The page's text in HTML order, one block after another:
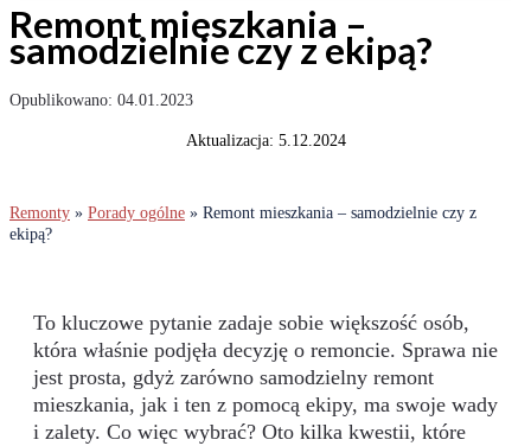
Remont mieszkania –
samodzielnie czy z ekipą?
04.01.2023
Aktualizacja: 5.12.2024
Remonty » Porady ogólne » Remont mieszkania – samodzielnie czy z
ekipą?
To kluczowe pytanie zadaje sobie większość osób,
która właśnie podjęła decyzję o remoncie. Sprawa nie
jest prosta, gdyż zarówno samodzielny remont
mieszkania, jak i ten z pomocą ekipy, ma swoje wady
i zalety. Co więc wybrać? Oto kilka kwestii, które